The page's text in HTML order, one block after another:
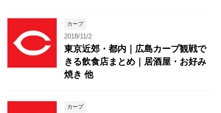
カープ
2018/11/2
東京近郊・都内｜広島カープ観戦で
きる飲食店まとめ｜居酒屋・お好み
焼き 他
カープ